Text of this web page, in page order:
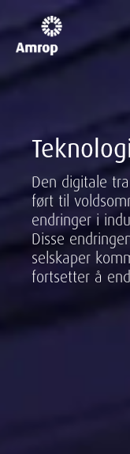
Den digitale
ført til
endringer i
Disse
selskaper
fortsetter å